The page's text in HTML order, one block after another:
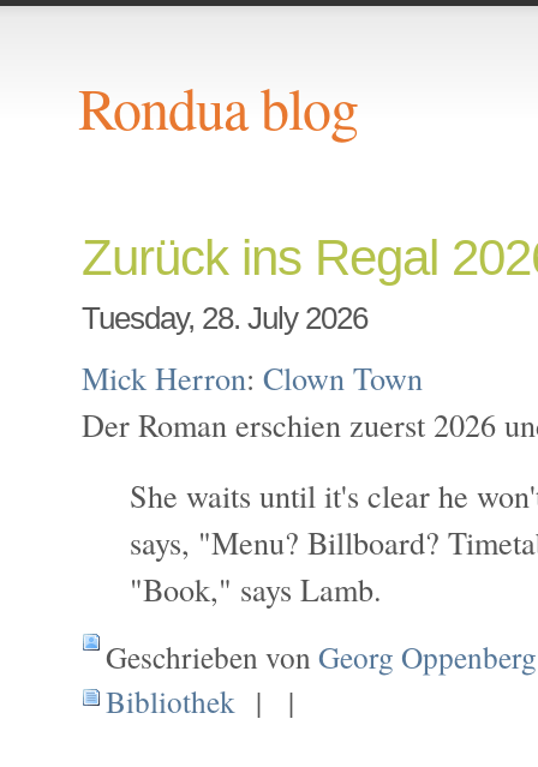
Rondua blog
Zurück ins Regal
Tuesday, 28. July 2026
Mick Herron:Clown Town
Der Roman erschien zuerst 2026
She waits until it's clear he
says, "Menu? Billboard?
"Book," says Lamb.
Geschrieben vonGeorg Oppenberg
Bibliothek | |